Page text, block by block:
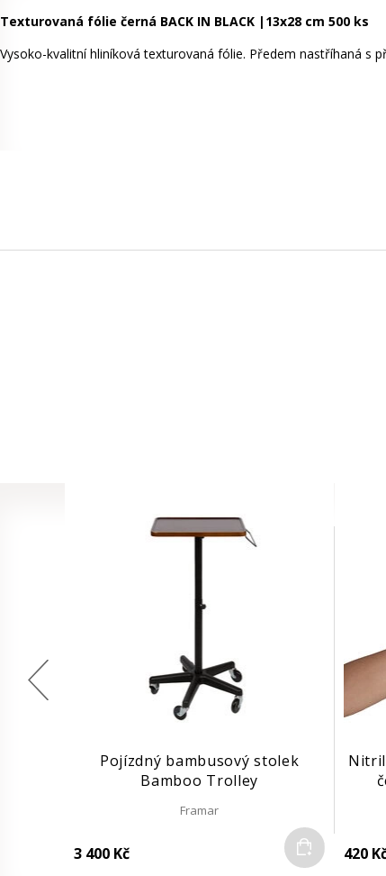
Texturovaná fólie černá BACK IN BLACK |13x28 cm 500 ks
Vysoko-kvalitní hliníková texturovaná fólie. Předem nastříhaná s
Pojízdný bambusový stolek
Bamboo Trolley
Framar
3 400 Kč Do košíku
420